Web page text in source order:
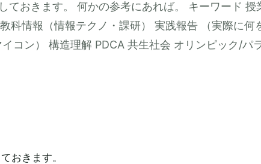
ておきます。 何かの参考にあれば。 キーワード 授
科情報（情報テクノ・課研） 実践報告 （実際に何
コン） 構造理解 PDCA 共生社会 オリンピック/パ
おきます。